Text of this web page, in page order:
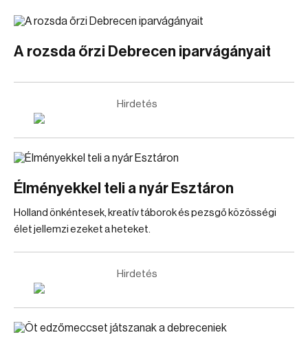
A rozsda őrzi Debrecen iparvágányait
Hirdetés
Élményekkel teli a nyár Esztáron
Holland önkéntesek, kreatív táborok és pezsgő közösségi
élet jellemzi ezeket a heteket.
Hirdetés